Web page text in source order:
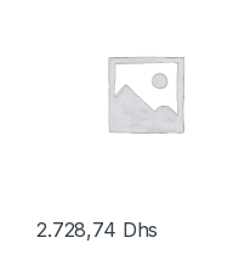
2.728,74 Dhs